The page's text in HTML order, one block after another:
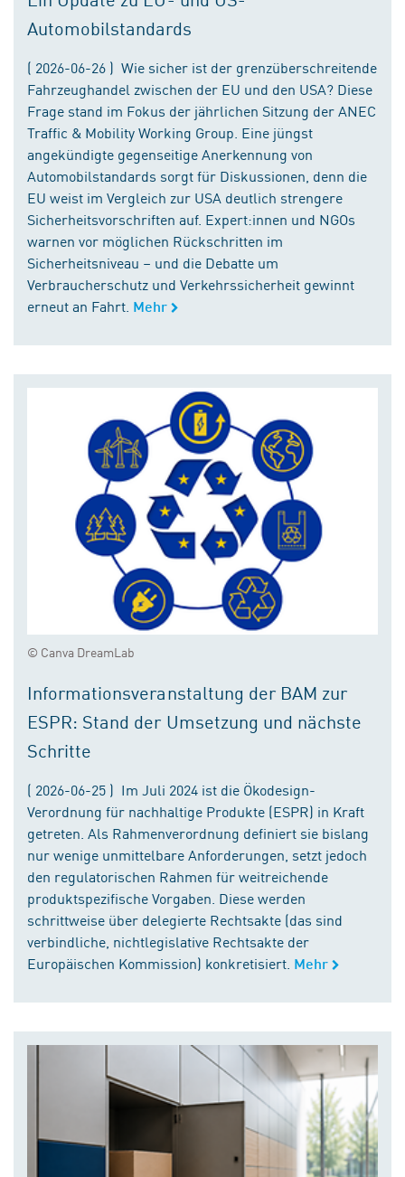
Automobilstandards
( 2026-06-26 ) Wie sicher ist der grenzüberschreitende
Fahrzeughandel zwischen der EU und den USA? Diese
Frage stand im Fokus der jährlichen Sitzung der ANEC
Traffic & Mobility Working Group. Eine jüngst
angekündigte gegenseitige Anerkennung von
Automobilstandards sorgt für Diskussionen, denn die
EU weist im Vergleich zur USA deutlich strengere
Sicherheitsvorschriften auf. Expert:innen und NGOs
warnen vor möglichen Rückschritten im
Sicherheitsniveau – und die Debatte um
Verbraucherschutz und Verkehrssicherheit gewinnt
erneut an Fahrt. Mehr
© Canva DreamLab
Informationsveranstaltung der BAM zur
ESPR: Stand der Umsetzung und nächste
Schritte
( 2026-06-25 ) Im Juli 2024 ist die Ökodesign-
Verordnung für nachhaltige Produkte (ESPR) in Kraft
getreten. Als Rahmenverordnung definiert sie bislang
nur wenige unmittelbare Anforderungen, setzt jedoch
den regulatorischen Rahmen für weitreichende
produktspezifische Vorgaben. Diese werden
schrittweise über delegierte Rechtsakte (das sind
verbindliche, nichtlegislative Rechtsakte der
Europäischen Kommission) konkretisiert. Mehr